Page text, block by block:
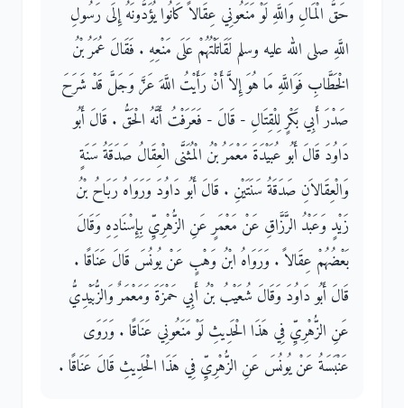
حَقُّ الْمَالِ وَاللَّهِ لَوْ مَنَعُونِي عِقَالاً كَانُوا يُؤَدُّونَهُ إِلَى رَسُولِ
اللَّهِ صلى الله عليه وسلم لَقَاتَلْتُهُمْ عَلَى مَنْعِهِ ‏.‏ فَقَالَ عُمَرُ بْنُ
الْخَطَّابِ فَوَاللَّهِ مَا هُوَ إِلاَّ أَنْ رَأَيْتُ اللَّهَ عَزَّ وَجَلَّ قَدْ شَرَحَ
صَدْرَ أَبِي بَكْرٍ لِلْقِتَالِ - قَالَ - فَعَرَفْتُ أَنَّهُ الْحَقُّ ‏.‏ قَالَ أَبُو
دَاوُدَ قَالَ أَبُو عُبَيْدَةَ مَعْمَرُ بْنُ الْمُثَنَّى الْعِقَالُ صَدَقَةُ سَنَةٍ
وَالْعِقَالاَنِ صَدَقَةُ سَنَتَيْنِ ‏.‏ قَالَ أَبُو دَاوُدَ وَرَوَاهُ رَبَاحُ بْنُ
زَيْدٍ وَعَبْدُ الرَّزَّاقِ عَنْ مَعْمَرٍ عَنِ الزُّهْرِيِّ بِإِسْنَادِهِ وَقَالَ
بَعْضُهُمْ عِقَالاً ‏.‏ وَرَوَاهُ ابْنُ وَهْبٍ عَنْ يُونُسَ قَالَ عَنَاقًا ‏.‏
قَالَ أَبُو دَاوُدَ وَقَالَ شُعَيْبُ بْنُ أَبِي حَمْزَةَ وَمَعْمَرٌ وَالزُّبَيْدِيُّ
عَنِ الزُّهْرِيِّ فِي هَذَا الْحَدِيثِ لَوْ مَنَعُونِي عَنَاقًا ‏.‏ وَرَوَى
عَنْبَسَةُ عَنْ يُونُسَ عَنِ الزُّهْرِيِّ فِي هَذَا الْحَدِيثِ قَالَ عَنَاقًا ‏.‏